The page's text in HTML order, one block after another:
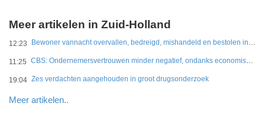
Meer artikelen in Zuid-Holland
12:23 Bewoner vannacht overvallen, bedreigd, mishandeld en bestolen in Leidschendam
11:25 CBS: Ondernemersvertrouwen minder negatief, ondanks economische onzekerheid
19:04 Zes verdachten aangehouden in groot drugsonderzoek
Meer artikelen..